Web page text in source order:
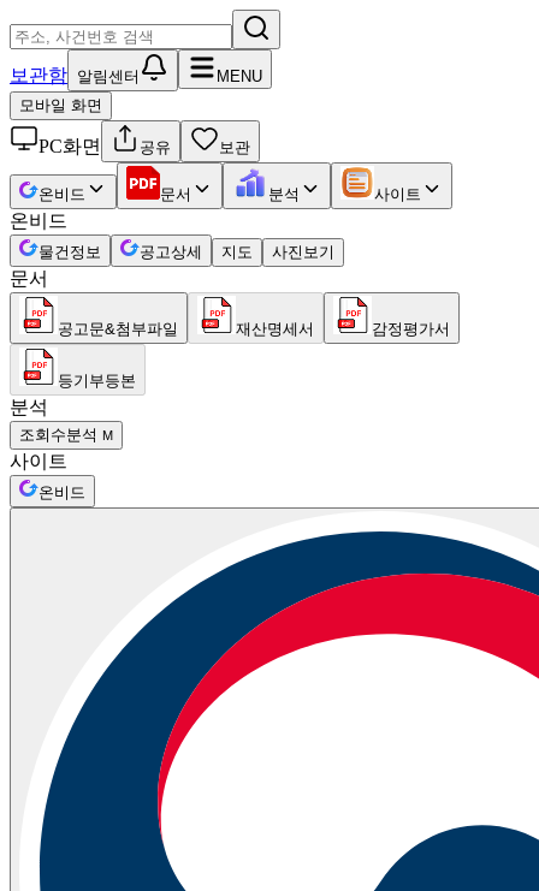
보관함 알림센터
MENU
모바일 화면
PC화면 공유 보관
온비드 문서 분석 사이트
온비드
물건정보 공고상세 지도 사진보기
문서
공고문&첨부파일 재산명세서 감정평가서
등기부등본
분석
조회수분석 M
사이트
온비드